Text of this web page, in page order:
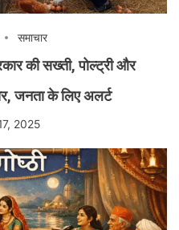
समाचार
की सख्ती, पोल्ट्री और
जनता के लिए अलर्ट
2025